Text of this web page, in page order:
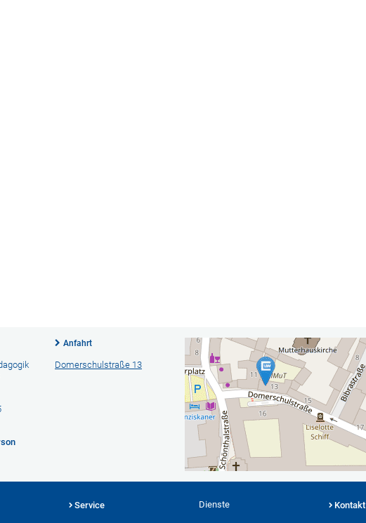
Anfahrt
Domerschulstraße 13
Service Dienste Kontakt